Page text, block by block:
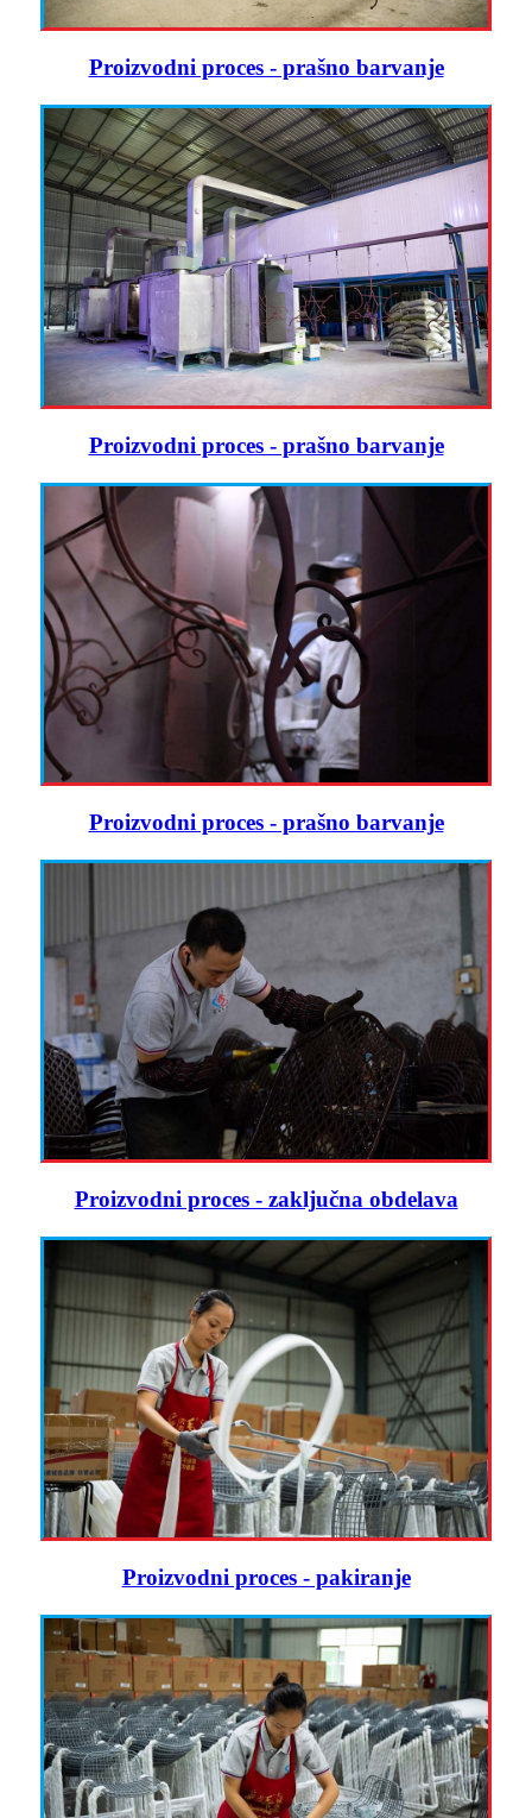
Proizvodni proces - prašno barvanje
Proizvodni proces - prašno barvanje
Proizvodni proces - prašno barvanje
Proizvodni proces - zaključna obdelava
Proizvodni proces - pakiranje